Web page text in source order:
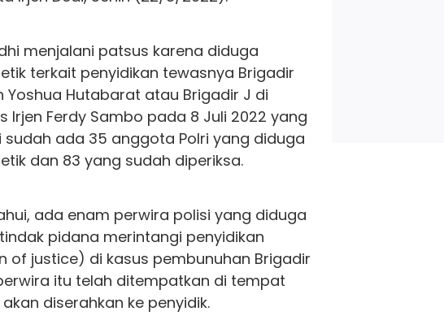
menjalani patsus karena diduga
terkait penyidikan tewasnya Brigadir
Yoshua Hutabarat atau Brigadir J di
Irjen Ferdy Sambo pada 8 Juli 2022 yang
sudah ada 35 anggota Polri yang diduga
dan 83 yang sudah diperiksa.
ada enam perwira polisi yang diduga
pidana merintangi penyidikan
of justice) di kasus pembunuhan Brigadir
itu telah ditempatkan di tempat
diserahkan ke penyidik.